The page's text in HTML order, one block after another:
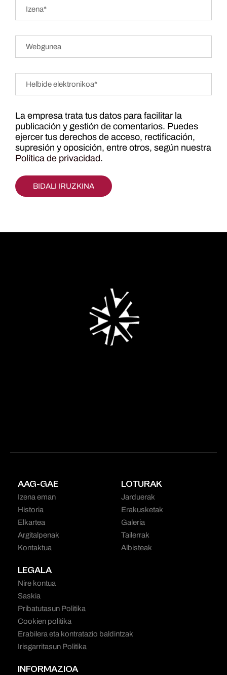
La empresa trata tus datos para facilitar la
publicación y gestión de comentarios. Puedes
ejercer tus derechos de acceso, rectificación,
supresión y oposición, entre otros, según nuestra
Política de privacidad.
AAG-GAE
Izena eman
Historia
Elkartea
Argitalpenak
Kontaktua
LOTURAK
Jarduerak
Erakusketak
Galeria
Tailerrak
Albisteak
LEGALA
Nire kontua
Saskia
Pribatutasun Politika
Cookien politika
Erabilera eta kontratazio baldintzak
Irisgarritasun Politika
INFORMAZIOA